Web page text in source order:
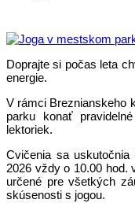
Doprajte si počas leta
energie.
V rámci Breznianskeho
parku konať
lektoriek.
Cvičenia sa
2026 vždy o 10.00 hod.
určené pre všetkých
skúsenosti s jogou.